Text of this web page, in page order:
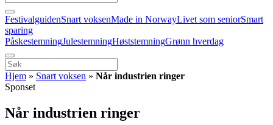
FestivalguidenSnart voksenMade in NorwayLivet som seniorSmart
sparing
PåskestemningJulestemningHøststemningGrønn hverdag
Hjem » Snart voksen » Når industrien ringer
Sponset
Når industrien ringer